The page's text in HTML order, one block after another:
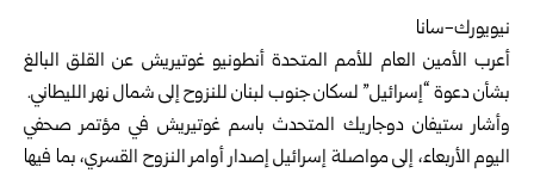
نيويورك-سانا
أعرب الأمين العام للأمم المتحدةأنطونيو غوتيريش عن القلق البالغ
بشأن دعوة “إسرائيل” لسكان جنوب لبنان للنزوح إلى شمال نهر الليطاني.
وأشار ستيفان دوجاريك المتحدث باسم غوتيريش في مؤتمر صحفي
اليوم الأربعاء، إلى مواصلة إسرائيل إصدار أوامر النزوح القسري، بما فيها